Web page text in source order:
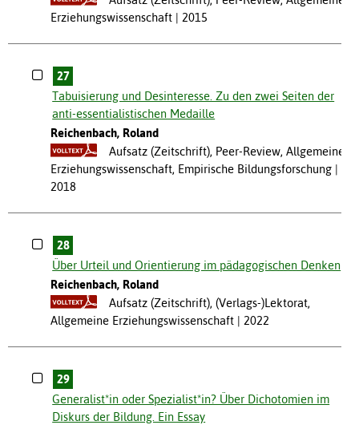
Erziehungswissenschaft
2015
27
Tabuisierung und Desinteresse. Zu den zwei Seiten der
anti-essentialistischen Medaille
Reichenbach, Roland
Aufsatz (Zeitschrift), Peer-Review, Allgemeine
Erziehungswissenschaft, Empirische Bildungsforschung
2018
28
Über Urteil und Orientierung im pädagogischen Denken
Reichenbach, Roland
Aufsatz (Zeitschrift), (Verlags-)Lektorat,
Allgemeine Erziehungswissenschaft
2022
29
Generalist*in oder Spezialist*in? Über Dichotomien im
Diskurs der Bildung. Ein Essay